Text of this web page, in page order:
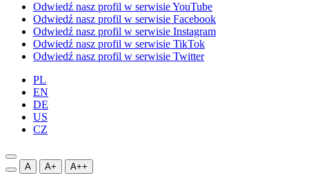
Odwiedź nasz profil w serwisie YouTube
Odwiedź nasz profil w serwisie Facebook
Odwiedź nasz profil w serwisie Instagram
Odwiedź nasz profil w serwisie TikTok
Odwiedź nasz profil w serwisie Twitter
PL
EN
DE
US
CZ
A A+ A++